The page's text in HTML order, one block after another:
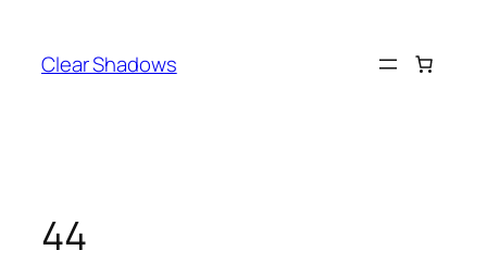
contenu
Clear Shadows
44